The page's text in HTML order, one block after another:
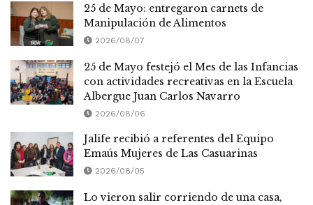
25 de Mayo: entregaron carnets de
Manipulación de Alimentos
2026/08/07
25 de Mayo festejó el Mes de las Infancias
con actividades recreativas en la Escuela
Albergue Juan Carlos Navarro
2026/08/06
Jalife recibió a referentes del Equipo
Emaús Mujeres de Las Casuarinas
2026/08/05
Lo vieron salir corriendo de una casa,